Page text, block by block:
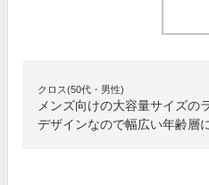
クロス(50代・男性)
メンズ向けの大容量サイズの
デザインなので幅広い年齢層